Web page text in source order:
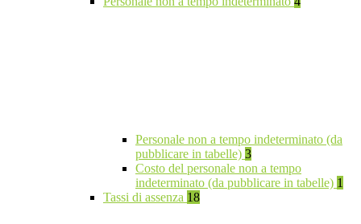
Personale non a tempo indeterminato (da
pubblicare in tabelle) 3
Costo del personale non a tempo
indeterminato (da pubblicare in tabelle) 1
Tassi di assenza 18